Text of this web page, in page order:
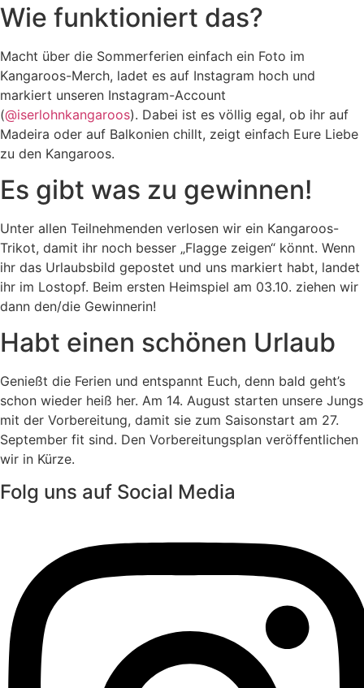
Wie funktioniert das?
Macht über die Sommerferien einfach ein Foto im
Kangaroos-Merch, ladet es auf Instagram hoch und
markiert unseren Instagram-Account
(@iserlohnkangaroos). Dabei ist es völlig egal, ob ihr auf
Madeira oder auf Balkonien chillt, zeigt einfach Eure Liebe
zu den Kangaroos.
Es gibt was zu gewinnen!
Unter allen Teilnehmenden verlosen wir ein Kangaroos-
Trikot, damit ihr noch besser „Flagge zeigen“ könnt. Wenn
ihr das Urlaubsbild gepostet und uns markiert habt, landet
ihr im Lostopf. Beim ersten Heimspiel am 03.10. ziehen wir
dann den/die Gewinnerin!
Habt einen schönen Urlaub
Genießt die Ferien und entspannt Euch, denn bald geht’s
schon wieder heiß her. Am 14. August starten unsere Jungs
mit der Vorbereitung, damit sie zum Saisonstart am 27.
September fit sind. Den Vorbereitungsplan veröffentlichen
wir in Kürze.
Folg uns auf Social Media